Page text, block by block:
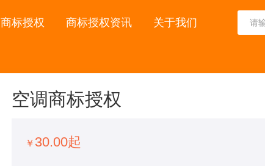
商标授权 商标授权资讯 关于我们
空调商标授权
￥ 30.00起